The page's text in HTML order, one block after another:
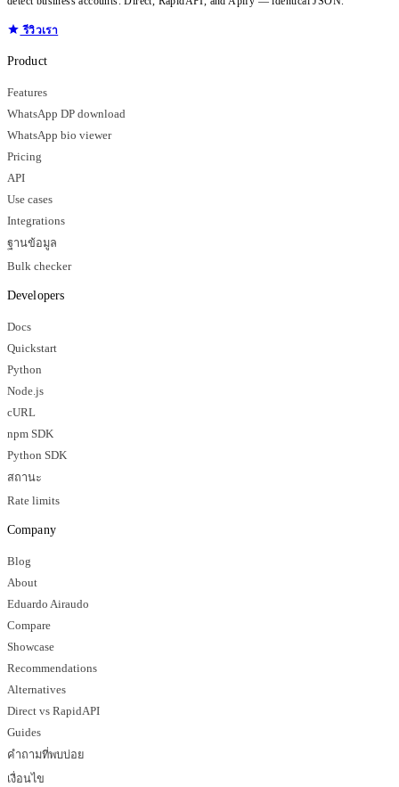
รีวิวเรา
Product
Features
WhatsApp DP download
WhatsApp bio viewer
Pricing
API
Use cases
Integrations
ฐานข้อมูล
Bulk checker
Developers
Docs
Quickstart
Python
Node.js
cURL
npm SDK
Python SDK
สถานะ
Rate limits
Company
Blog
About
Eduardo Airaudo
Compare
Showcase
Recommendations
Alternatives
Direct vs RapidAPI
Guides
คำถามที่พบบ่อย
เงื่อนไข